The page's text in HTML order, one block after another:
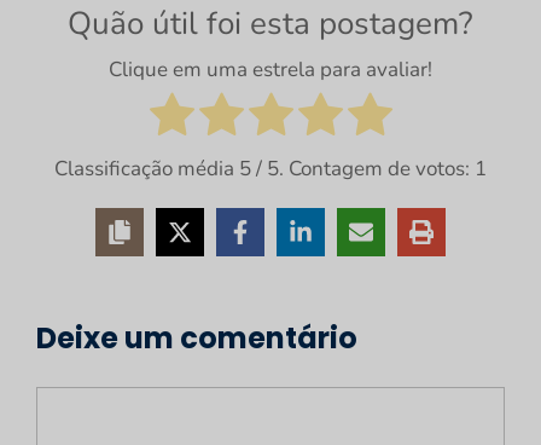
Quão útil foi esta postagem?
Clique em uma estrela para avaliar!
Classificação média 5/ 5. Contagem de votos: 1
Deixe um comentário